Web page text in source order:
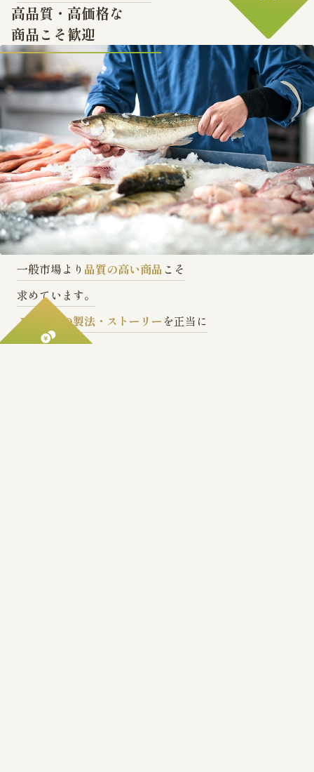
高品質・高価格な
商品こそ歓迎
一般市場より 品質の高い商品 こそ
求めています。
こだわりの製法・ストーリー を正当に
評価いたします。